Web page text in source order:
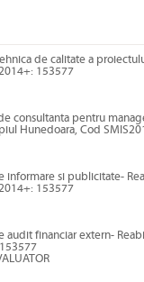
de calitate a
153577
consultanta pentru
Hunedoara, Cod
informare si publicitate-
153577
financiar extern-